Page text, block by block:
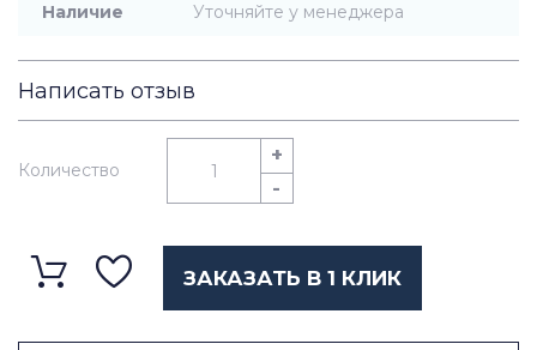
Наличие Уточняйте у менеджера
Написать отзыв
Количество
+
-
ЗАКАЗАТЬ В 1 КЛИК